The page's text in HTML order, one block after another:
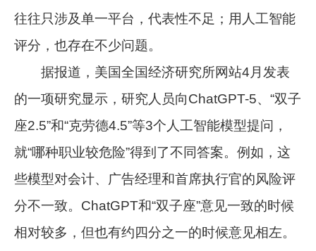
往往只涉及单一平台，代表性不足；用人工智能
评分，也存在不少问题。
据报道，美国全国经济研究所网站4月发表
的一项研究显示，研究人员向ChatGPT-5、“双子
座2.5”和“克劳德4.5”等3个人工智能模型提问，
就“哪种职业较危险”得到了不同答案。例如，这
些模型对会计、广告经理和首席执行官的风险评
分不一致。ChatGPT和“双子座”意见一致的时候
相对较多，但也有约四分之一的时候意见相左。